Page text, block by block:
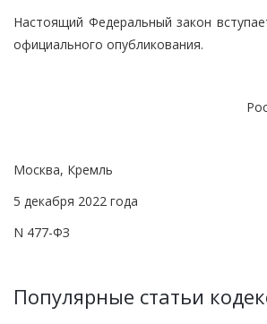
Настоящий Федеральный закон
официального опубликования.
Москва, Кремль
5 декабря 2022 года
N 477-ФЗ
Популярные статьи